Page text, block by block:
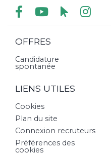
OFFRES
Candidature
spontanée
LIENS UTILES
Cookies
Plan du site
Connexion recruteurs
Préférences des
cookies